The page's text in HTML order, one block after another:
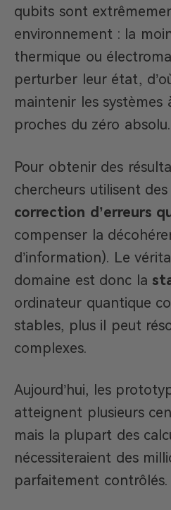
qubits sont
environnement : la
thermique ou
perturber leur état,
maintenir les systèmes
proches du zéro absolu.
Pour obtenir des
chercheurs utilisent
correction d’erreurs
compenser la
d’information). Le
domaine est donc la
ordinateur quantique
stables, plus il peut
complexes.
Aujourd’hui, les
atteignent plusieurs
mais la plupart des
nécessiteraient des
parfaitement contrôlés.